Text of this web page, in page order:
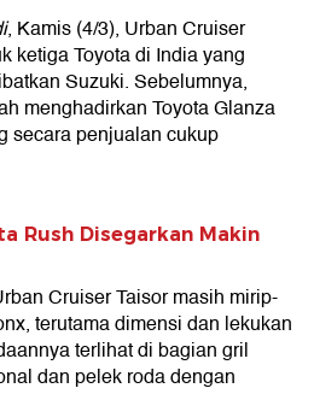
, Kamis (4/3), Urban Cruiser
ketiga Toyota di India yang
Suzuki. Sebelumnya,
menghadirkan Toyota Glanza
secara penjualan cukup
Rush Disegarkan Makin
Cruiser Taisor masih mirip-
terutama dimensi dan lekukan
terlihat di bagian gril
dan pelek roda dengan